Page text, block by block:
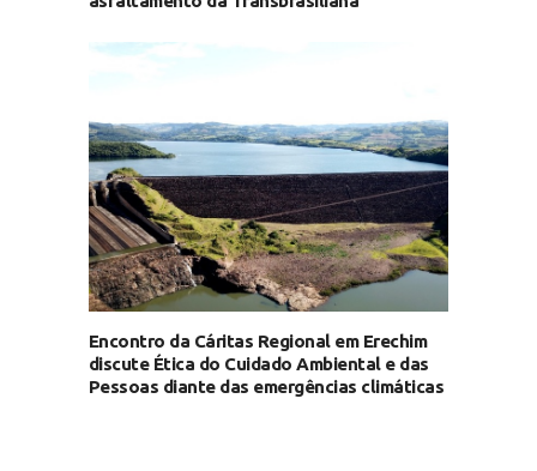
Encontro da Cáritas Regional em Erechim
discute Ética do Cuidado Ambiental e das
Pessoas diante das emergências climáticas